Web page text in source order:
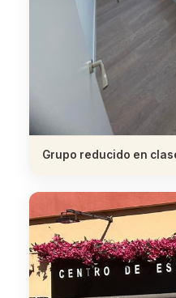
Grupo reducido en